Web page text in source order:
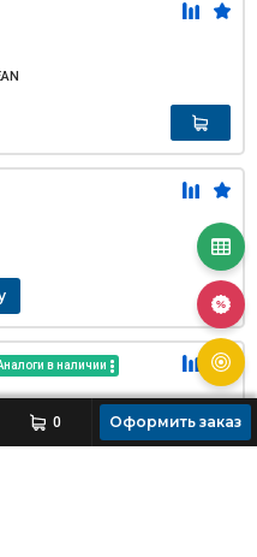
в наличии
0 Оформить заказ